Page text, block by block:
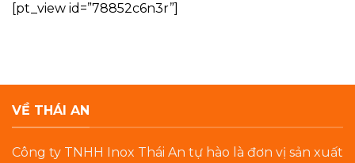
[pt_view id=”78852c6n3r”]
VỀ THÁI AN
Công ty TNHH Inox Thái An tự hào là đơn vị sản xuất